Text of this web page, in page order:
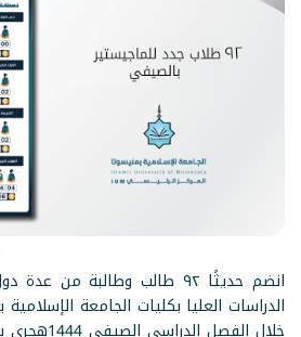
انضم حديثًا ٩٢ طالب وطالبة
الدراسات العليا بكليات الجامعة